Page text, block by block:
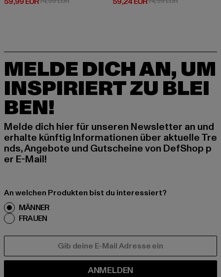
MELDE DICH AN, UM
INSPIRIERT ZU BLEI
BEN!
Melde dich hier für unseren Newsletter an und
erhalte künftig Informationen über aktuelle Tre
nds, Angebote und Gutscheine von DefShop p
er E-Mail!
An welchen Produkten bist du interessiert?
MÄNNER
FRAUEN
ANMELDEN